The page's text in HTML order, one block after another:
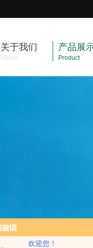
欢迎您！
关于我们
About
产品展
Product